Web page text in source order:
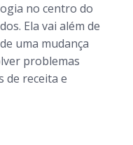
no centro do
Ela vai além de
uma mudança
problemas
de receita e